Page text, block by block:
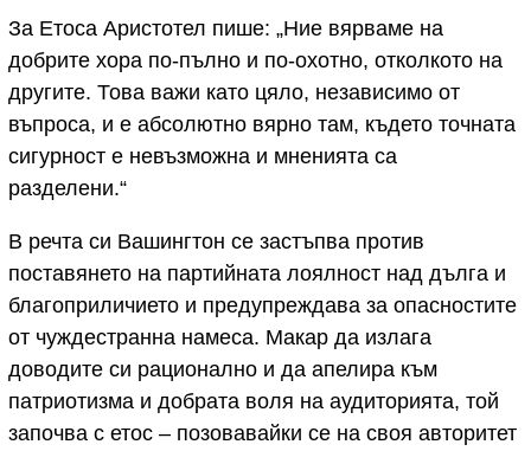
За Етоса Аристотел пише: „Ние вярваме на
добрите хора по-пълно и по-охотно, отколкото на
другите. Това важи като цяло, независимо от
въпроса, и е абсолютно вярно там, където точната
сигурност е невъзможна и мненията са
разделени.“
В речта си Вашингтон се застъпва против
поставянето на партийната лоялност над дълга и
благоприличието и предупреждава за опасностите
от чуждестранна намеса. Макар да излага
доводите си рационално и да апелира към
патриотизма и добрата воля на аудиторията, той
започва с етос – позовавайки се на своя авторитет